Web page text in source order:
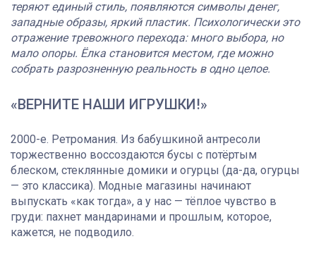
теряют единый стиль, появляются символы денег,
западные образы, яркий пластик. Психологически это
отражение тревожного перехода: много выбора, но
мало опоры. Ёлка становится местом, где можно
собрать разрозненную реальность в одно целое.
«ВЕРНИТЕ НАШИ ИГРУШКИ!»
2000-е. Ретромания. Из бабушкиной антресоли
торжественно воссоздаются бусы с потёртым
блеском, стеклянные домики и огурцы (да-да, огурцы
— это классика). Модные магазины начинают
выпускать «как тогда», а у нас — тёплое чувство в
груди: пахнет мандаринами и прошлым, которое,
кажется, не подводило.